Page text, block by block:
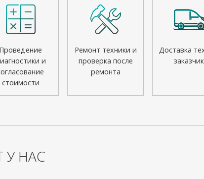
Проведение
и
стоимости
Ремонт техники и
проверка после
ремонта
Доставка
У НАС